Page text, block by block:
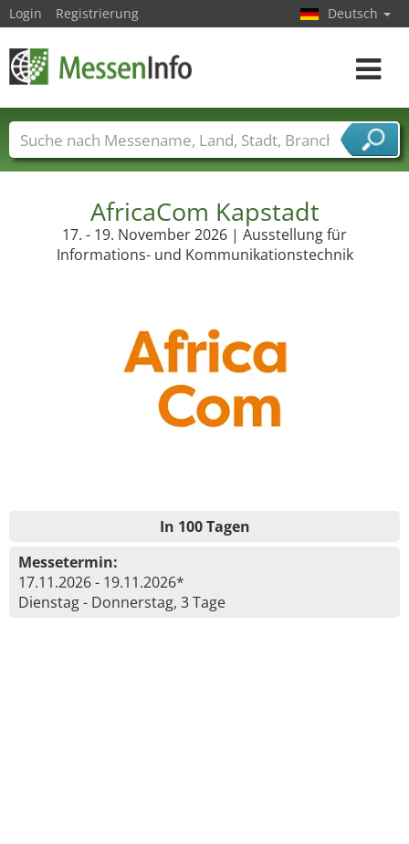
AfricaCom Kapstadt
17. - 19. November 2026 | Ausstellung für
Informations- und Kommunikationstechnik
In 100 Tagen
Messetermin:
17.11.2026 - 19.11.2026*
Dienstag - Donnerstag, 3 Tage
Login Registrierung Deutsch
Toggle
Messenamen Länder Städte
Branchen